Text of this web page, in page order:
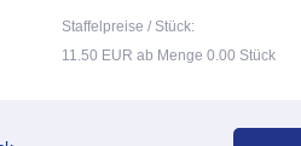
Staffelpreise / Stück:
11.50 EUR ab Menge 0.00 Stück